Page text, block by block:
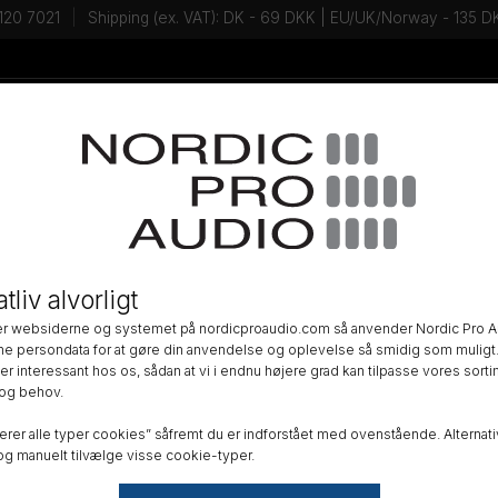
alvorligt
websiderne og systemet på nordicproaudio.com så anvender Nordic Pro
persondata for at gøre din anvendelse og oplevelse så smidig som
interessant hos os, sådan at vi i endnu højere grad kan tilpasse vores
behov.
alle typer cookies” såfremt du er indforstået med ovenstående.
manuelt tilvælge visse cookie-typer.
7021 Shipping (ex. VAT): DK - 69 DKK | EU/UK/Norway - 135
Tal med en Ekspert - Kontakt os! Newsletter
windscreen for Active Cable